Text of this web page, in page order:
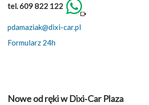
tel. 609 822 122
pdamaziak@dixi-car.pl
Formularz 24h
Nowe od ręki w Dixi‑Car Plaza